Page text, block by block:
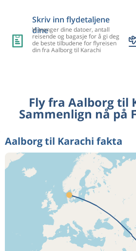
Skriv inn flydetaljene
dine
Vi trenger dine datoer, antall
reisende og bagasje for å gi deg
de beste tilbudene for flyreisen
din fra Aalborg til Karachi
Fly fra Aalborg til
Sammenlign nå på
Aalborg til Karachi fakta